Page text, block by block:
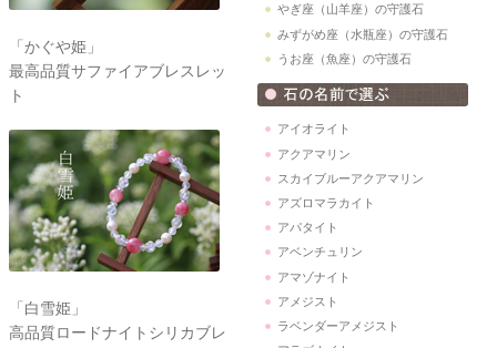
「かぐや姫」
最高品質サファイアブレスレッ
ト
「白雪姫」
高品質ロードナイトシリカブレ
やぎ座（山羊座）の守護石
みずがめ座（水瓶座）の守護石
うお座（魚座）の守護石
アイオライト
アクアマリン
スカイブルーアクアマリン
アズロマラカイト
アパタイト
アベンチュリン
アマゾナイト
アメジスト
ラベンダーアメジスト